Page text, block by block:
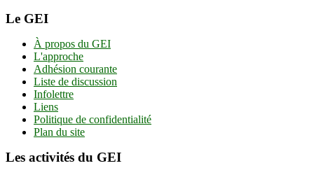
Le GEI
À propos du GEI
L'approche
Adhésion courante
Liste de discussion
Infolettre
Liens
Politique de confidentialité
Plan du site
Les activités du GEI